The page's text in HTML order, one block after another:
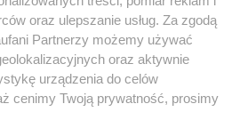
0%
oraz ulepszanie usług. Za zgodą
Partnerzy możemy używać
oraz aktywnie
urządzenia do celów
cenimy Twoją prywatność, prosimy